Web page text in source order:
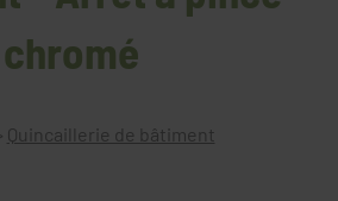
chromé
Quincaillerie de bâtiment